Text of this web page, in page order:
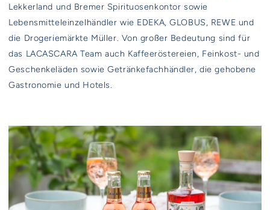
Lekkerland und Bremer Spirituosenkontor sowie
Lebensmitteleinzelhändler wie EDEKA, GLOBUS, REWE und
die Drogeriemärkte Müller. Von großer Bedeutung sind für
das LACASCARA Team auch Kaffeeröstereien, Feinkost- und
Geschenkeläden sowie Getränkefachhändler, die gehobene
Gastronomie und Hotels.